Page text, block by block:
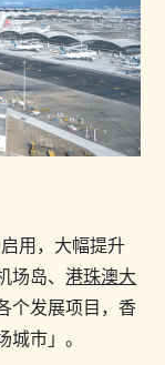
用，大幅提升
场岛、港珠澳大
个发展项目，香
市」。